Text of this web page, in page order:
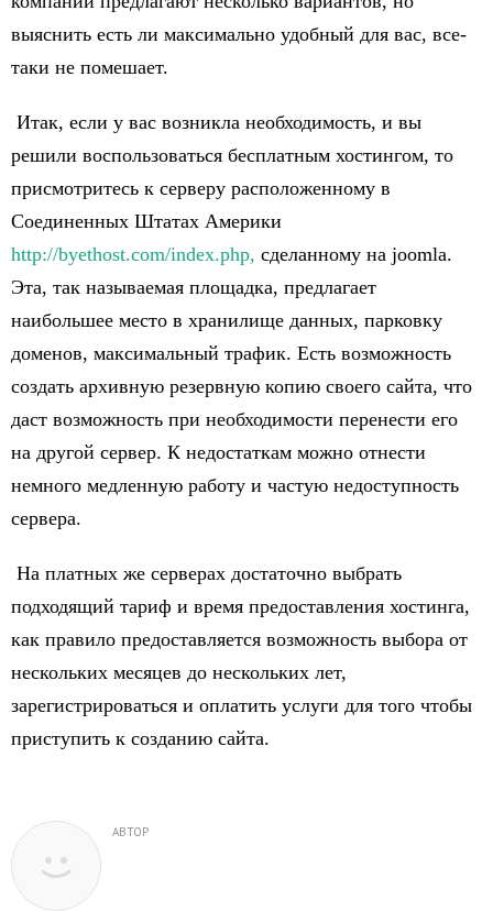
выяснить есть ли максимально удобный для вас, все-
таки не помешает.
Итак, если у вас возникла необходимость, и вы
решили воспользоваться бесплатным хостингом, то
присмотритесь к серверу расположенному в
Соединенных Штатах Америки
http://byethost.com/index.php, сделанному на joomla.
Эта, так называемая площадка, предлагает
наибольшее место в хранилище данных, парковку
доменов, максимальный трафик. Есть возможность
создать архивную резервную копию своего сайта, что
даст возможность при необходимости перенести его
на другой сервер. К недостаткам можно отнести
немного медленную работу и частую недоступность
сервера.
На платных же серверах достаточно выбрать
подходящий тариф и время предоставления хостинга,
как правило предоставляется возможность выбора от
нескольких месяцев до нескольких лет,
зарегистрироваться и оплатить услуги для того чтобы
приступить к созданию сайта.
АВТОР